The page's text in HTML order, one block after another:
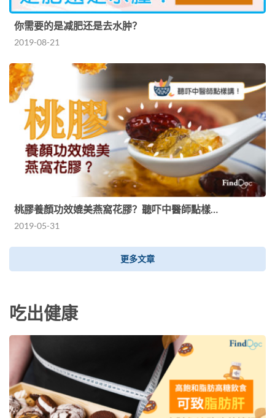
你需要的是减肥还是去水肿？
2019-08-21
桃膠養顏功效媲美燕窩花膠？聽吓中醫師點樣…
2019-05-31
更多文章
吃出健康